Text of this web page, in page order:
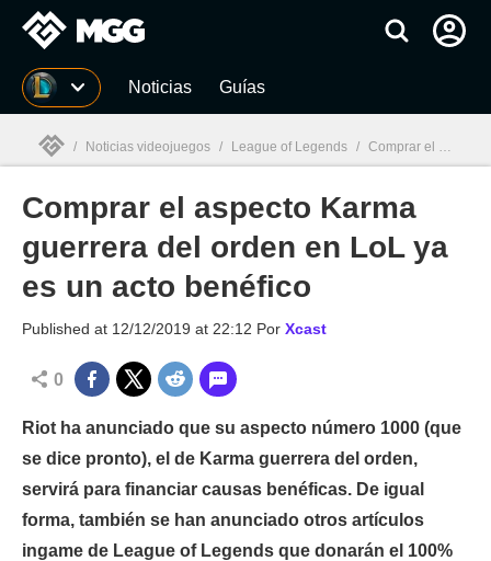
MGG Noticias Guías
MGG
/ Noticias videojuegos / League of Legends / Comprar el aspecto Karma guerrera del orden en LoL ya es un acto benéfico
Comprar el aspecto Karma
guerrera del orden en LoL ya
es un acto benéfico
Published at 12/12/2019 at 22:12 Por Xcast
0
Riot ha anunciado que su aspecto número 1000 (que
se dice pronto), el de Karma guerrera del orden,
servirá para financiar causas benéficas. De igual
forma, también se han anunciado otros artículos
ingame de League of Legends que donarán el 100%